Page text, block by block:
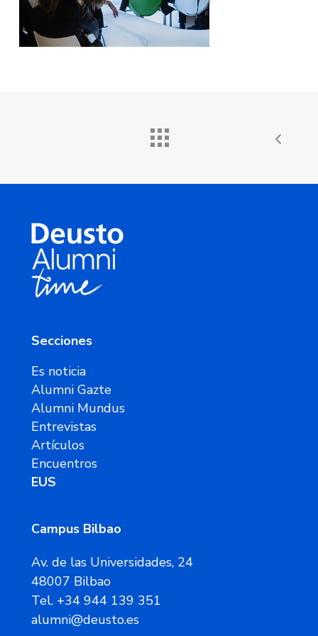
Secciones
Es noticia
Alumni Gazte
Alumni Mundus
Entrevistas
Artículos
Encuentros
EUS
Campus Bilbao
Av. de las Universidades, 24
48007 Bilbao
Tel. +34 944 139 351
alumni@deusto.es